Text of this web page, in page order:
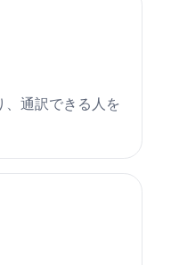
通訳できる人を